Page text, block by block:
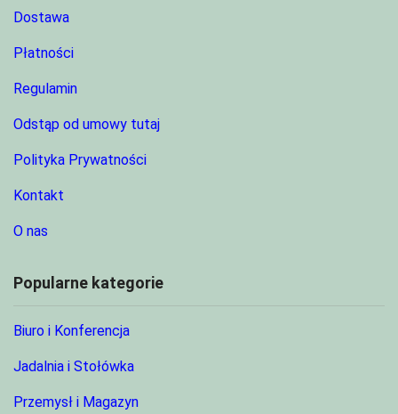
Dostawa
Płatności
Regulamin
Odstąp od umowy tutaj
Polityka Prywatności
Kontakt
O nas
Popularne kategorie
Biuro i Konferencja
Jadalnia i Stołówka
Przemysł i Magazyn